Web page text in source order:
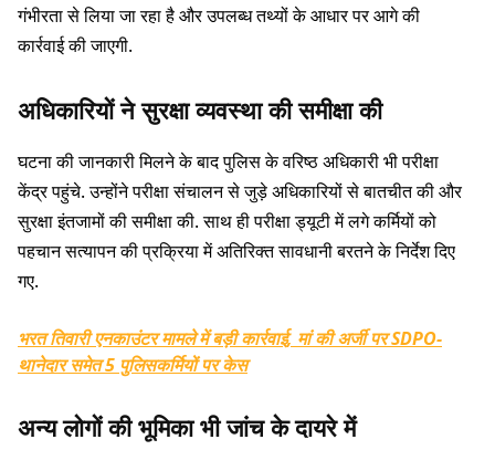
गंभीरता से लिया जा रहा है और उपलब्ध तथ्यों के आधार पर आगे की
कार्रवाई की जाएगी.
अधिकारियों ने सुरक्षा व्यवस्था की समीक्षा की
घटना की जानकारी मिलने के बाद पुलिस के वरिष्ठ अधिकारी भी परीक्षा
केंद्र पहुंचे. उन्होंने परीक्षा संचालन से जुड़े अधिकारियों से बातचीत की और
सुरक्षा इंतजामों की समीक्षा की. साथ ही परीक्षा ड्यूटी में लगे कर्मियों को
पहचान सत्यापन की प्रक्रिया में अतिरिक्त सावधानी बरतने के निर्देश दिए
गए.
भरत तिवारी एनकाउंटर मामले में बड़ी कार्रवाई, मां की अर्जी पर SDPO-
थानेदार समेत 5 पुलिसकर्मियों पर केस
अन्य लोगों की भूमिका भी जांच के दायरे में